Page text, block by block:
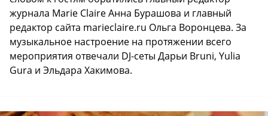
журнала Marie Claire Анна Бурашова и главный
редактор сайта marieclaire.ru Ольга Воронцева. За
музыкальное настроение на протяжении всего
мероприятия отвечали DJ-сеты Дарьи Bruni, Yulia
Gura и Эльдара Хакимова.